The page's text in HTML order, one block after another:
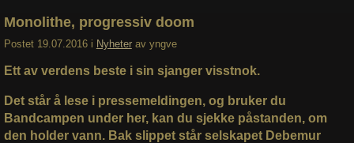
Monolithe, progressiv doom
Postet 19.07.2016 i Nyheter av yngve
Ett av verdens beste i sin sjanger visstnok.
Det står å lese i pressemeldingen, og bruker du
Bandcampen under her, kan du sjekke påstanden, om
den holder vann. Bak slippet står selskapet Debemur